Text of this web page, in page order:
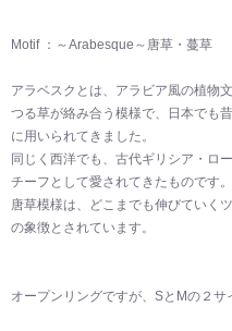
Motif ：～Arabesque～唐草・蔓草
アラベスクとは、アラビア風の植物
つる草が絡み合う模様で、日本でも
に用いられてきました。
同じく西洋でも、古代ギリシア・ロ
チーフとして愛されてきたものです。
唐草模様は、どこまでも伸びていく
の象徴とされています。
オープンリングですが、SとMの２サ